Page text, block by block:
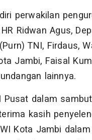
perwakilan
Ridwan Agus,
TNI, Firdaus,
Jambi, Faisal
lainnya.
dalam
kasih
Kota Jambi